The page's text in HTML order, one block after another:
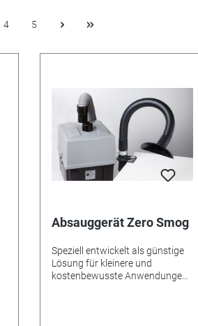
4 5
Absauggerät Zero Smog
Speziell entwickelt als günstige
Lösung für kleinere und
kostenbewusste Anwendungen!